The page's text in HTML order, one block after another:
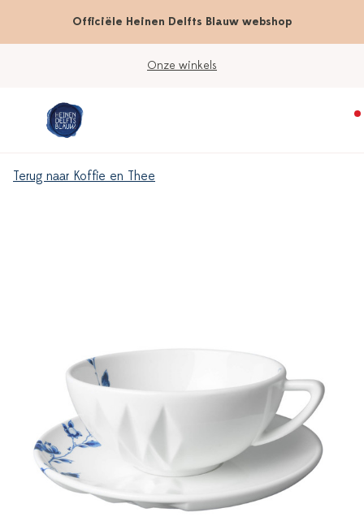
Officiële Heinen Delfts Blauw webshop
Onze winkels
Terug naar Koffie en Thee